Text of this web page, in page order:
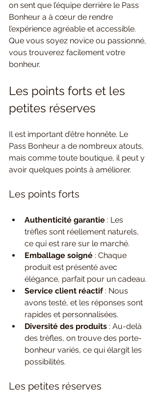
on sent que l’équipe derrière le Pass
Bonheur a à cœur de rendre
l’expérience agréable et accessible.
Que vous soyez novice ou passionné,
vous trouverez facilement votre
bonheur.
Les points forts et les
petites réserves
Il est important d’être honnête. Le
Pass Bonheur a de nombreux atouts,
mais comme toute boutique, il peut y
avoir quelques points à améliorer.
Les points forts
Authenticité garantie : Les
trèfles sont réellement naturels,
ce qui est rare sur le marché.
Emballage soigné : Chaque
produit est présenté avec
élégance, parfait pour un cadeau.
Service client réactif : Nous
avons testé, et les réponses sont
rapides et personnalisées.
Diversité des produits : Au-delà
des trèfles, on trouve des porte-
bonheur variés, ce qui élargit les
possibilités.
Les petites réserves